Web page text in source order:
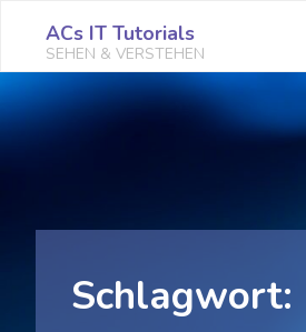
springen
ACs IT Tutorials
SEHEN & VERSTEHEN
Schlagwort: